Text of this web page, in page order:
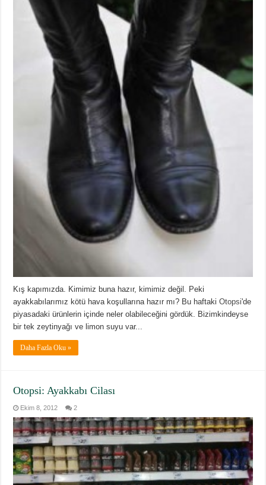
Kış kapımızda. Kimimiz buna hazır, kimimiz değil. Peki
ayakkabılarımız kötü hava koşullarına hazır mı? Bu haftakiOtopsi'de
piyasadaki ürünlerin içinde neler olabileceğini gördük. Bizimkindeyse
bir tek zeytinyağı ve limon suyu var...
Daha Fazla Oku »
Otopsi: Ayakkabı Cilası
Ekim 8, 2012 2